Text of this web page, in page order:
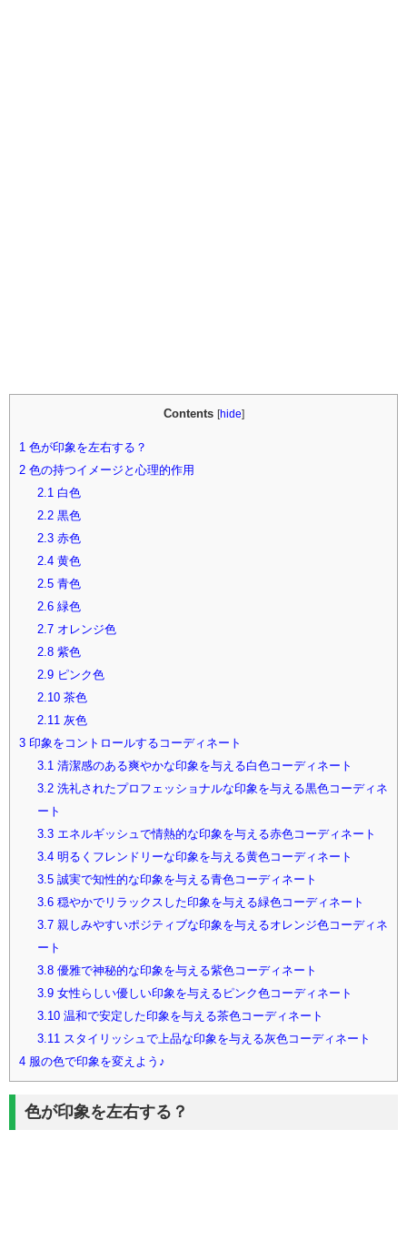
Contents [hide]
1 色が印象を左右する？
2 色の持つイメージと心理的作用
2.1 白色
2.2黒色
2.3赤色
2.4黄色
2.5青色
2.6緑色
2.7オレンジ色
2.8紫色
2.9ピンク色
2.10茶色
2.11 灰色
3 印象をコントロールするコーディネート
3.1 清潔感のある爽やかな印象を与える白色コーディネート
3.2洗礼されたプロフェッショナルな印象を与える黒色コーディネ
ート
3.3エネルギッシュで情熱的な印象を与える赤色コーディネート
3.4明るくフレンドリーな印象を与える黄色コーディネート
3.5誠実で知性的な印象を与える青色コーディネート
3.6穏やかでリラックスした印象を与える緑色コーディネート
3.7親しみやすいポジティブな印象を与えるオレンジ色コーディネ
ート
3.8優雅で神秘的な印象を与える紫色コーディネート
3.9女性らしい優しい印象を与えるピンク色コーディネート
3.10温和で安定した印象を与える茶色コーディネート
3.11 スタイリッシュで上品な印象を与える灰色コーディネート
4 服の色で印象を変えよう♪
色が印象を左右する？